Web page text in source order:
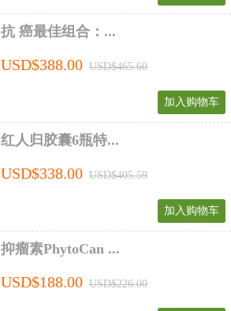
抗 癌最佳组合：...
USD$388.00 USD$465.60
加入购物车
红人归胶囊6瓶特...
USD$338.00 USD$405.59
加入购物车
抑瘤素PhytoCan ...
USD$188.00 USD$226.00